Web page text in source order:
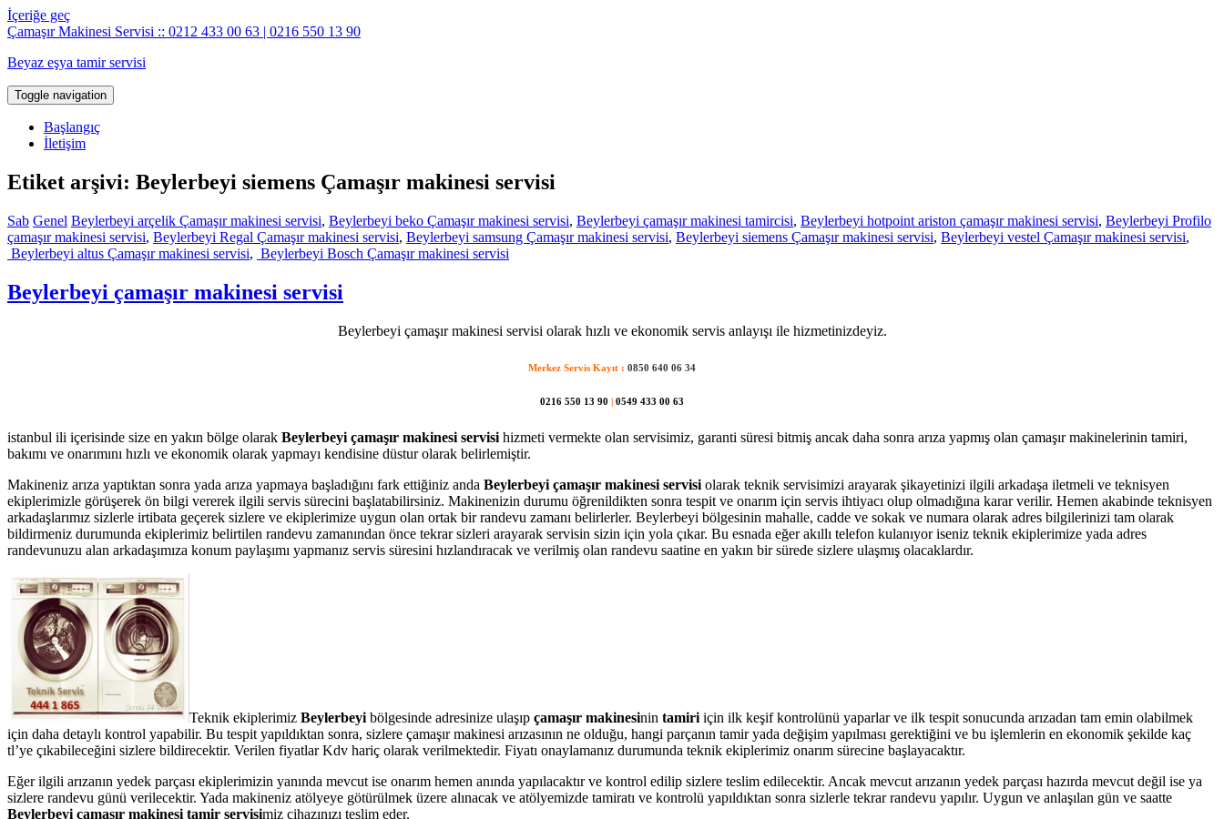
İçeriğe geç
Çamaşır Makinesi Servisi :: 0212 433 00 63 | 0216 550 13 90
Beyaz eşya tamir servisi
Toggle navigation
Başlangıç
İletişim
Etiket arşivi: Beylerbeyi siemens Çamaşır makinesi servisi
Sab Genel Beylerbeyi arçelik Çamaşır makinesi servisi, Beylerbeyi beko Çamaşır makinesi servisi, Beylerbeyi çamaşır makinesi tamircisi, Beylerbeyi hotpoint ariston çamaşır makinesi servisi, Beylerbeyi Profilo
çamaşır makinesi servisi, Beylerbeyi Regal Çamaşır makinesi servisi, Beylerbeyi samsung Çamaşır makinesi servisi, Beylerbeyi siemens Çamaşır makinesi servisi, Beylerbeyi vestel Çamaşır makinesi servisi,
Beylerbeyi altus Çamaşır makinesi servisi, Beylerbeyi Bosch Çamaşır makinesi servisi
Beylerbeyi çamaşır makinesi servisi
Beylerbeyi çamaşır makinesi servisi olarak hızlı ve ekonomik servis anlayışı ile hizmetinizdeyiz.
Merkez Servis Kayıt : 0850 640 06 34
0216 550 13 90 | 0549 433 00 63
istanbul ili içerisinde size en yakın bölge olarak Beylerbeyi çamaşır makinesi servisi hizmeti vermekte olan servisimiz, garanti süresi bitmiş ancak daha sonra arıza yapmış olan çamaşır makinelerinin tamiri,
bakımı ve onarımını hızlı ve ekonomik olarak yapmayı kendisine düstur olarak belirlemiştir.
Makineniz arıza yaptıktan sonra yada arıza yapmaya başladığını fark ettiğiniz anda Beylerbeyi çamaşır makinesi servisi olarak teknik servisimizi arayarak şikayetinizi ilgili arkadaşa iletmeli ve teknisyen
ekiplerimizle görüşerek ön bilgi vererek ilgili servis sürecini başlatabilirsiniz. Makinenizin durumu öğrenildikten sonra tespit ve onarım için servis ihtiyacı olup olmadığına karar verilir. Hemen akabinde teknisyen
arkadaşlarımız sizlerle irtibata geçerek sizlere ve ekiplerimize uygun olan ortak bir randevu zamanı belirlerler. Beylerbeyi bölgesinin mahalle, cadde ve sokak ve numara olarak adres bilgilerinizi tam olarak
bildirmeniz durumunda ekiplerimiz belirtilen randevu zamanından önce tekrar sizleri arayarak servisin sizin için yola çıkar. Bu esnada eğer akıllı telefon kulanıyor iseniz teknik ekiplerimize yada adres
randevunuzu alan arkadaşımıza konum paylaşımı yapmanız servis süresini hızlandıracak ve verilmiş olan randevu saatine en yakın bir sürede sizlere ulaşmış olacaklardır.
Teknik ekiplerimiz Beylerbeyi bölgesinde adresinize ulaşıp çamaşır makinesinin tamiri için ilk keşif kontrolünü yaparlar ve ilk tespit sonucunda arızadan tam emin olabilmek
için daha detaylı kontrol yapabilir. Bu tespit yapıldıktan sonra, sizlere çamaşır makinesi arızasının ne olduğu, hangi parçanın tamir yada değişim yapılması gerektiğini ve bu işlemlerin en ekonomik şekilde kaç
tl’ye çıkabileceğini sizlere bildirecektir. Verilen fiyatlar Kdv hariç olarak verilmektedir. Fiyatı onaylamanız durumunda teknik ekiplerimiz onarım sürecine başlayacaktır.
Eğer ilgili arızanın yedek parçası ekiplerimizin yanında mevcut ise onarım hemen anında yapılacaktır ve kontrol edilip sizlere teslim edilecektir. Ancak mevcut arızanın yedek parçası hazırda mevcut değil ise ya
sizlere randevu günü verilecektir. Yada makineniz atölyeye götürülmek üzere alınacak ve atölyemizde tamiratı ve kontrolü yapıldıktan sonra sizlerle tekrar randevu yapılır. Uygun ve anlaşılan gün ve saatte
Beylerbeyi çamaşır makinesi tamir servisimiz cihazınızı teslim eder.